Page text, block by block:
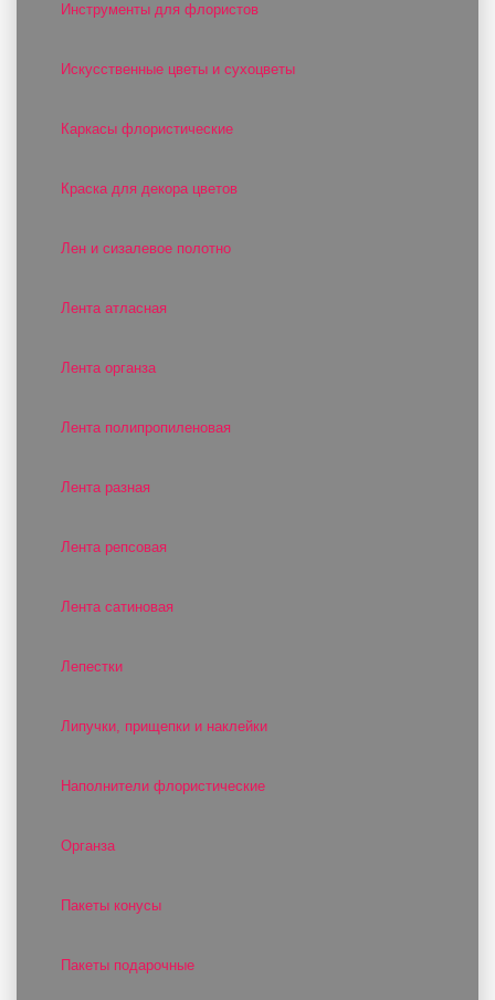
Инструменты для флористов
Искусственные цветы и сухоцветы
Каркасы флористические
Краска для декора цветов
Лен и сизалевое полотно
Лента атласная
Лента органза
Лента полипропиленовая
Лента разная
Лента репсовая
Лента сатиновая
Лепестки
Липучки, прищепки и наклейки
Наполнители флористические
Органза
Пакеты конусы
Пакеты подарочные